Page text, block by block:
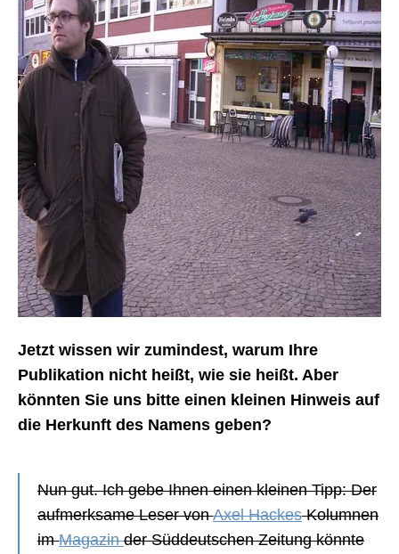
Jetzt wissen wir zumindest, warum Ihre
Publikation nicht heißt, wie sie heißt. Aber
könnten Sie uns bitte einen kleinen Hinweis auf
die Herkunft des Namens geben?
Nun gut. Ich gebe Ihnen einen kleinen Tipp: Der
aufmerksame Leser vonAxel HackesKolumnen
imMagazinder Süddeutschen Zeitung könnte